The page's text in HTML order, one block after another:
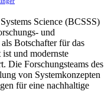
Science (BCSSS)
und
Botschafter für das
und modernste
Die Forschungsteams des
von Systemkonzepten
für eine nachhaltige